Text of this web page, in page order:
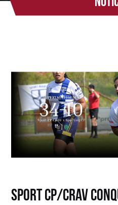
Sport CP/CRAV